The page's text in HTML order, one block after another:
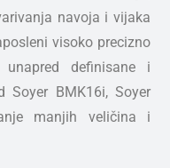
navoja i vijaka
visoko precizno
definisane i
Soyer BMK16i, Soyer
manjih veličina i